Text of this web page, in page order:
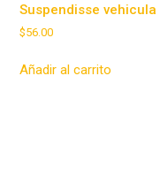
Suspendisse vehicula
$56.00
Añadir al carrito